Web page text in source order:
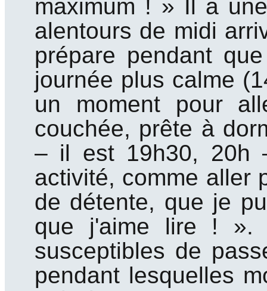
maximum ! » Il a
alentours de midi
prépare pendant
journée plus calme
un moment pour
couchée, prête à
– il est 19h30, 20h
activité, comme aller
de détente, que je
que j'aime lire ! ».
susceptibles de
pendant lesquelles